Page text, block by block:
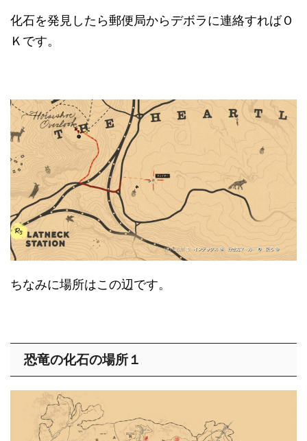
化石を発見したら郵便局からデボラに連絡すればＯ
Ｋです。
ちなみに場所はこの辺です。
恐竜の化石の場所１